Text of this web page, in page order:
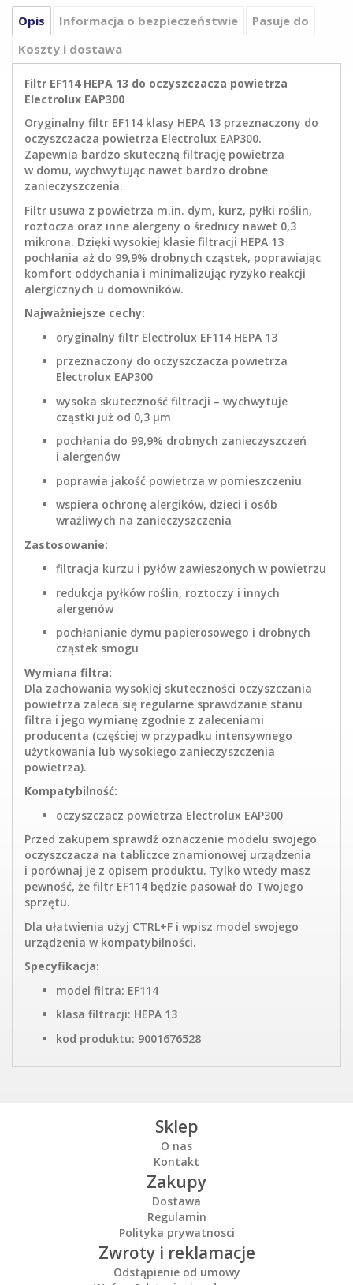
Opis Informacja o bezpieczeństwie
Pasuje do
Koszty i dostawa
Filtr EF114 HEPA 13 do oczyszczacza powietrza
Electrolux EAP300
Oryginalny filtr EF114 klasy HEPA 13 przeznaczony do
oczyszczacza powietrza Electrolux EAP300.
Zapewnia bardzo skuteczną filtrację powietrza
w domu, wychwytując nawet bardzo drobne
zanieczyszczenia.
Filtr usuwa z powietrza m.in. dym, kurz, pyłki roślin,
roztocza oraz inne alergeny o średnicy nawet 0,3
mikrona. Dzięki wysokiej klasie filtracji HEPA 13
pochłania aż do 99,9% drobnych cząstek, poprawiając
komfort oddychania i minimalizując ryzyko reakcji
alergicznych u domowników.
Najważniejsze cechy:
oryginalny filtr Electrolux EF114 HEPA 13
przeznaczony do oczyszczacza powietrza
Electrolux EAP300
wysoka skuteczność filtracji – wychwytuje
cząstki już od 0,3 µm
pochłania do 99,9% drobnych zanieczyszczeń
i alergenów
poprawia jakość powietrza w pomieszczeniu
wspiera ochronę alergików, dzieci i osób
wrażliwych na zanieczyszczenia
Zastosowanie:
filtracja kurzu i pyłów zawieszonych w powietrzu
redukcja pyłków roślin, roztoczy i innych
alergenów
pochłanianie dymu papierosowego i drobnych
cząstek smogu
Wymiana filtra:
Dla zachowania wysokiej skuteczności oczyszczania
powietrza zaleca się regularne sprawdzanie stanu
filtra i jego wymianę zgodnie z zaleceniami
producenta (częściej w przypadku intensywnego
użytkowania lub wysokiego zanieczyszczenia
powietrza).
Kompatybilność:
oczyszczacz powietrza Electrolux EAP300
Przed zakupem sprawdź oznaczenie modelu swojego
oczyszczacza na tabliczce znamionowej urządzenia
i porównaj je z opisem produktu. Tylko wtedy masz
pewność, że filtr EF114 będzie pasował do Twojego
sprzętu.
Dla ułatwienia użyj CTRL+F i wpisz model swojego
urządzenia w kompatybilności.
Specyfikacja:
model filtra: EF114
klasa filtracji: HEPA 13
kod produktu: 9001676528
Sklep
O nas
Kontakt
Zakupy
Dostawa
Regulamin
Polityka prywatnosci
Zwroty i reklamacje
Odstąpienie od umowy